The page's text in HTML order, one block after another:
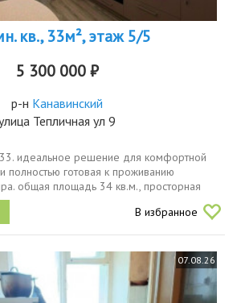
кв., 33м², этаж 5/5
5 300 000 ₽
р-н Канавинский
Тепличная ул 9
идеальное решение для комфортной
полностью готовая к проживанию
общая площадь 34 кв.м., просторная
функциональная кухня 7,5 кв.м. всё
В избранное
07.08.26